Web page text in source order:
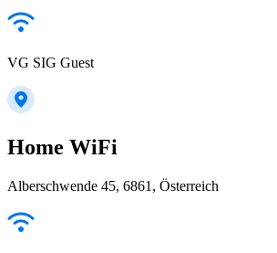
VG SIG Guest
Home WiFi
Alberschwende 45, 6861, Österreich